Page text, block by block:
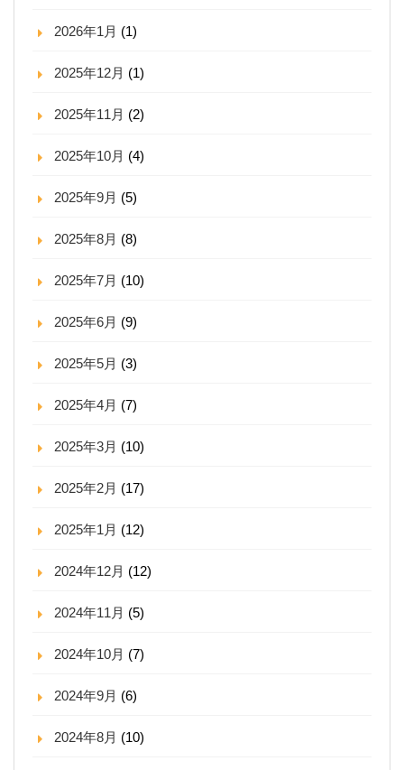
2026年1月 (1)
2025年12月 (1)
2025年11月 (2)
2025年10月 (4)
2025年9月 (5)
2025年8月 (8)
2025年7月 (10)
2025年6月 (9)
2025年5月 (3)
2025年4月 (7)
2025年3月 (10)
2025年2月 (17)
2025年1月 (12)
2024年12月 (12)
2024年11月 (5)
2024年10月 (7)
2024年9月 (6)
2024年8月 (10)